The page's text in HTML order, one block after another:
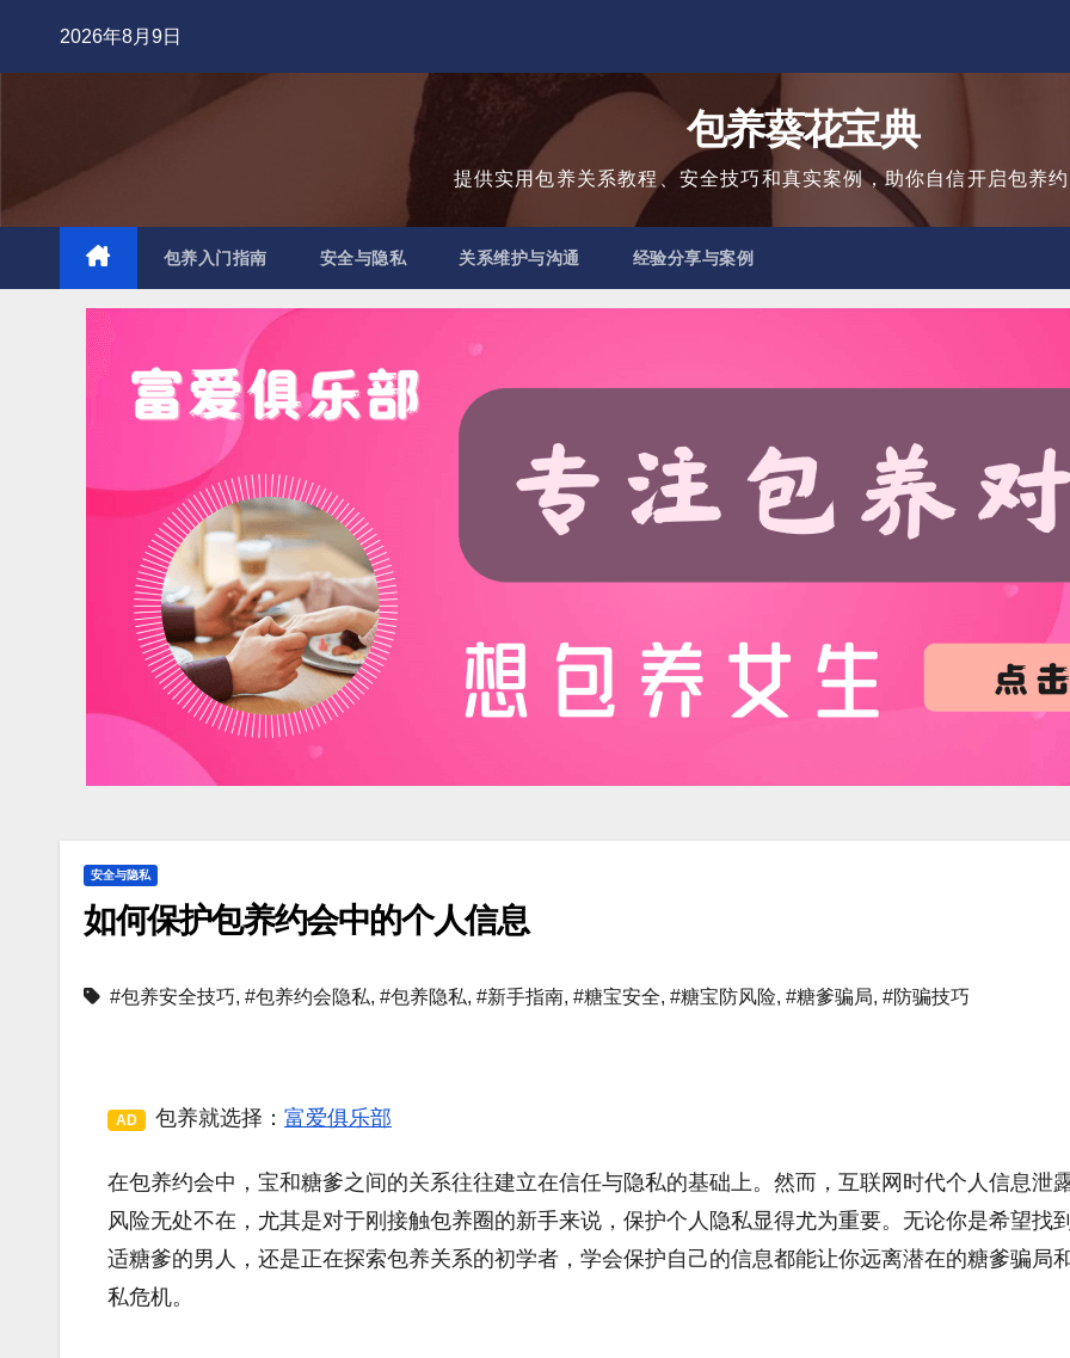
2026年8月9日
包养葵花宝典
提供实用包养关系教程、安全技巧和真实案例，助你自信开启包养
包养入门指南 安全与隐私 关系维护与沟通 经验分享与案例
安全与隐私
如何保护包养约会中的个人信息
#包养安全技巧, #包养约会隐私, #包养隐私, #新手指南, #糖宝安全, #糖宝防风险, #糖爹骗局, #防骗技巧
AD 包养就选择： 富爱俱乐部
在包养约会中，宝和糖爹之间的关系往往建立在信任与隐私的基础上。然而，互联网时代个人信息泄
风险无处不在，尤其是对于刚接触包养圈的新手来说，保护个人隐私显得尤为重要。无论你是希望找
适糖爹的男人，还是正在探索包养关系的初学者，学会保护自己的信息都能让你远离潜在的糖爹骗局
私危机。